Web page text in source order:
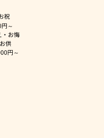
祝
～
・お悔
お供
円～